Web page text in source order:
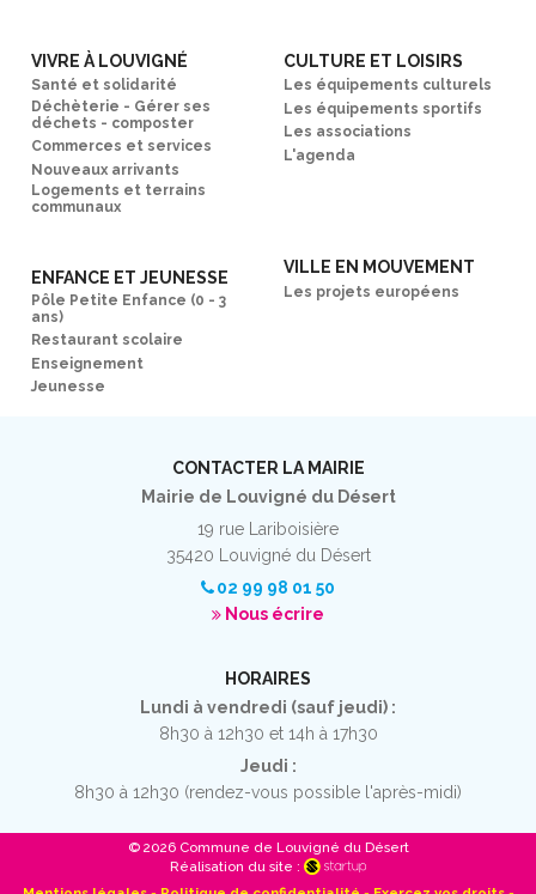
VIVRE À LOUVIGNÉ
Santé et solidarité
Déchèterie - Gérer ses
déchets - composter
Commerces et services
Nouveaux arrivants
Logements et terrains
communaux
CULTURE ET LOISIRS
Les équipements culturels
Les équipements sportifs
Les associations
L'agenda
ENFANCE ET JEUNESSE
Pôle Petite Enfance (0 - 3
ans)
Restaurant scolaire
Enseignement
Jeunesse
VILLE EN MOUVEMENT
Les projets européens
CONTACTER LA MAIRIE
Mairie de Louvigné du Désert
19 rue Lariboisière
35420 Louvigné du Désert
02 99 98 01 50
Nous écrire
HORAIRES
Lundi à vendredi (sauf jeudi) :
8h30 à 12h30 et 14h à 17h30
Jeudi :
8h30 à 12h30 (rendez-vous possible l'après-midi)
© 2026 Commune de Louvigné du Désert
Réalisation du site :